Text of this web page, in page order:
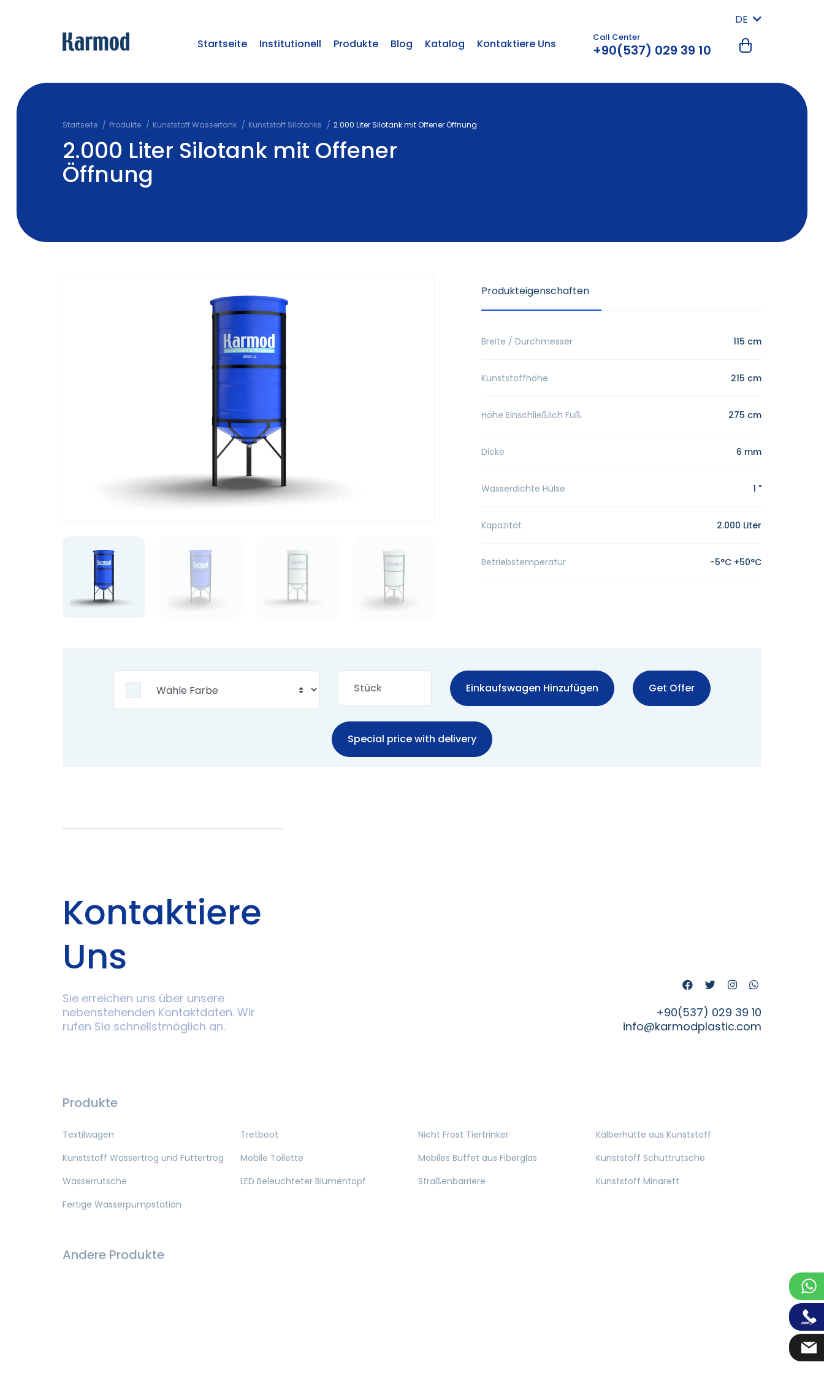
DE
Startseite
Institutionell Produkte Blog Katalog Kontaktiere Uns Call Center
+90(537) 029 39 10
Startseite Produkte Kunststoff Wassertank Kunststoff Silotanks 2.000 Liter Silotank mit Offener Öffnung
2.000 Liter Silotank mit Offener
Öffnung
Produkteigenschaften
Breite / Durchmesser 115 cm
Kunststoffhöhe 215 cm
Höhe Einschließlich Fuß 275 cm
Dicke 6 mm
Wasserdichte Hülse 1 "
Kapazität 2.000 Liter
Betriebstemperatur -5°C +50°C
Einkaufswagen Hinzufügen Get Offer
Special price with delivery
Kontaktiere
Uns
Sie erreichen uns über unsere
nebenstehenden Kontaktdaten. Wir
rufen Sie schnellstmöglich an.
+90(537) 029 39 10
info@karmodplastic.com
Produkte
Textilwagen Tretboot Nicht Frost Tiertrinker
Kälberhütte aus Kunststoff
Kunststoff Wassertrog und Futtertrog
Mobile Toilette Mobiles Buffet aus Fiberglas
Kunststoff Schuttrutsche
Wasserrutsche
LED Beleuchteter Blumentopf Straßenbarriere
Kunststoff Minarett
Fertige Wasserpumpstation
Andere Produkte